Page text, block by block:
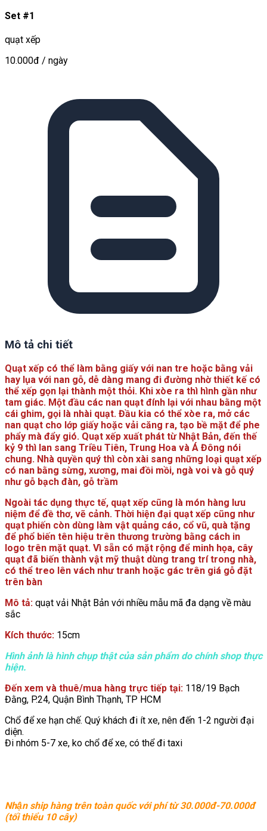
Set #1
quạt xếp
10.000đ / ngày
Mô tả chi tiết
Quạt xếp có thể làm bằng giấy với nan tre hoặc bằng vải
hay lụa với nan gỗ, dễ dàng mang đi đường nhờ thiết kế có
thể xếp gọn lại thành một thỏi. Khi xòe ra thì hình gần như
tam giác. Một đầu các nan quạt đính lại với nhau bằng một
cái ghim, gọi là nhài quạt. Đầu kia có thể xòe ra, mở các
nan quạt cho lớp giấy hoặc vải căng ra, tạo bề mặt để phe
phẩy mà đẩy gió. Quạt xếp xuất phát từ Nhật Bản, đến thế
kỷ 9 thì lan sang Triều Tiên, Trung Hoa và Á Đông nói
chung. Nhà quyền quý thì còn xài sang những loại quạt xếp
có nan bằng sừng, xương, mai đồi mồi, ngà voi và gỗ quý
như gỗ bạch đàn, gỗ trầm
Ngoài tác dụng thực tế, quạt xếp cũng là món hàng lưu
niệm để đề thơ, vẽ cảnh. Thời hiện đại quạt xếp cũng như
quạt phiến còn dùng làm vật quảng cáo, cổ vũ, quà tặng
để phổ biến tên hiệu trên thương trường bằng cách in
logo trên mặt quạt. Vì sẵn có mặt rộng để minh họa, cây
quạt đã biến thành vật mỹ thuật dùng trang trí trong nhà,
có thể treo lên vách như tranh hoặc gác trên giá gỗ đặt
trên bàn
Mô tả: quạt vải Nhật Bản với nhiều mẫu mã đa dạng về màu
sắc
Kích thước: 15cm
Hình ảnh là hình chụp thật của sản phẩm do chính shop thực
hiện.
Đến xem và thuê/mua hàng trực tiếp tại: 118/19 Bạch
Đằng, P.24, Quận Bình Thạnh, TP HCM
Chổ để xe hạn chế. Quý khách đi ít xe, nên đến 1-2 người đại
diện.
Đi nhóm 5-7 xe, ko chổ để xe, có thể đi taxi
Nhận ship hàng trên toàn quốc với phí từ 30.000đ-70.000đ
(tối thiểu 10 cây)